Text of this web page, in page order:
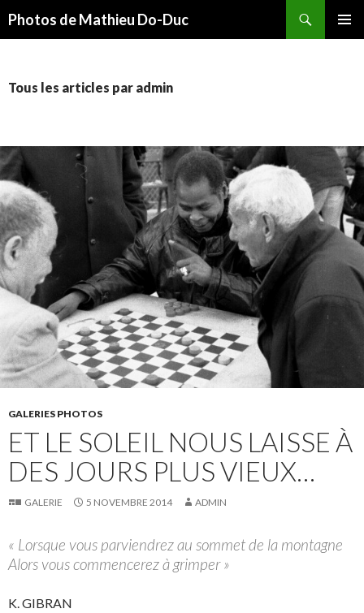
Photos de Mathieu Do-Duc
Tous les articles par admin
GALERIES PHOTOS
ET LE SOLEIL NOUS LAISSE À
DES JOURS PLUS VIEUX…
GALERIE 5 NOVEMBRE 2014 ADMIN
« Lorsque vous parviendrez au sommet de la montagne
Alors vous commencerez à grimper »
K. GIBRAN